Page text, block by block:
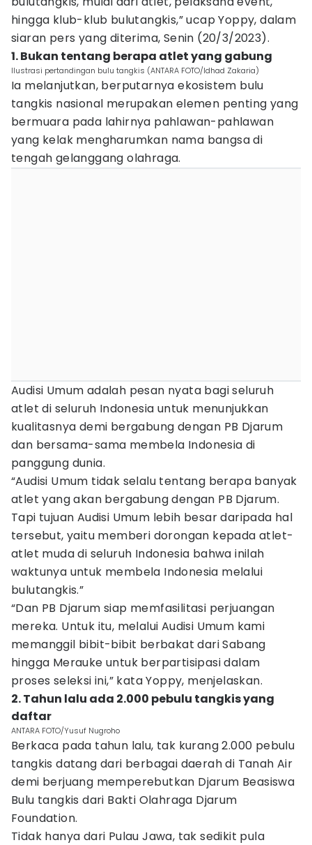
hingga klub-klub bulutangkis,” ucap Yoppy, dalam
siaran pers yang diterima, Senin (20/3/2023).
1. Bukan tentang berapa atlet yang gabung
Ilustrasi pertandingan bulu tangkis (ANTARA FOTO/Idhad Zakaria)
Ia melanjutkan, berputarnya ekosistem bulu
tangkis nasional merupakan elemen penting yang
bermuara pada lahirnya pahlawan-pahlawan
yang kelak mengharumkan nama bangsa di
tengah gelanggang olahraga.
Audisi Umum adalah pesan nyata bagi seluruh
atlet di seluruh Indonesia untuk menunjukkan
kualitasnya demi bergabung dengan PB Djarum
dan bersama-sama membela Indonesia di
panggung dunia.
“Audisi Umum tidak selalu tentang berapa banyak
atlet yang akan bergabung dengan PB Djarum.
Tapi tujuan Audisi Umum lebih besar daripada hal
tersebut, yaitu memberi dorongan kepada atlet-
atlet muda di seluruh Indonesia bahwa inilah
waktunya untuk membela Indonesia melalui
bulutangkis.”
“Dan PB Djarum siap memfasilitasi perjuangan
mereka. Untuk itu, melalui Audisi Umum kami
memanggil bibit-bibit berbakat dari Sabang
hingga Merauke untuk berpartisipasi dalam
proses seleksi ini,” kata Yoppy, menjelaskan.
2. Tahun lalu ada 2.000 pebulu tangkis yang
daftar
ANTARA FOTO/Yusuf Nugroho
Berkaca pada tahun lalu, tak kurang 2.000 pebulu
tangkis datang dari berbagai daerah di Tanah Air
demi berjuang memperebutkan Djarum Beasiswa
Bulu tangkis dari Bakti Olahraga Djarum
Foundation.
Tidak hanya dari Pulau Jawa, tak sedikit pula